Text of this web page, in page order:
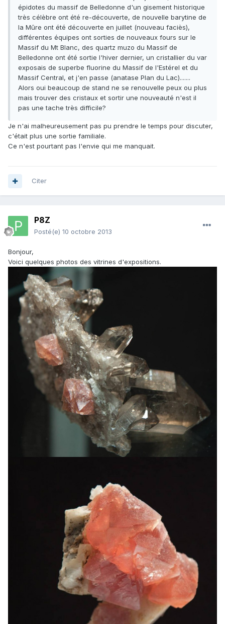
épidotes du massif de Belledonne d'un gisement historique
très célèbre ont été re-découverte, de nouvelle barytine de
la Mûre ont été découverte en juillet (nouveau faciès),
différentes équipes ont sorties de nouveaux fours sur le
Massif du Mt Blanc, des quartz muzo du Massif de
Belledonne ont été sortie l'hiver dernier, un cristallier du var
exposais de superbe fluorine du Massif de l'Estérel et du
Massif Central, et j'en passe (anatase Plan du Lac).......
Alors oui beaucoup de stand ne se renouvelle peux ou plus
mais trouver des cristaux et sortir une nouveauté n'est il
pas une tache très difficile?
Je n'ai malheureusement pas pu prendre le temps pour discuter,
c'était plus une sortie familiale.
Ce n'est pourtant pas l'envie qui me manquait.
Citer
P8Z
Posté(e) 10 octobre 2013
Bonjour,
Voici quelques photos des vitrines d'expositions.